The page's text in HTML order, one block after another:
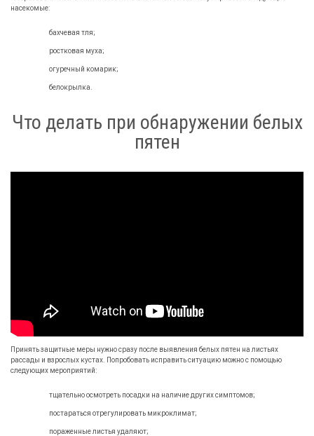
насекомые:
бахчевая тля;
ростковая муха;
огуречный комарик;
белокрылка.
Что делать при обнаружении белых
пятен
Принять защитные меры нужно сразу после выявления белых пятен на листьях
рассады и взрослых кустах. Попробовать исправить ситуацию можно с помощью
следующих мероприятий:
тщательно осмотреть посадки на наличие других симптомов;
постараться отрегулировать микроклимат;
пораженные листья удаляют;